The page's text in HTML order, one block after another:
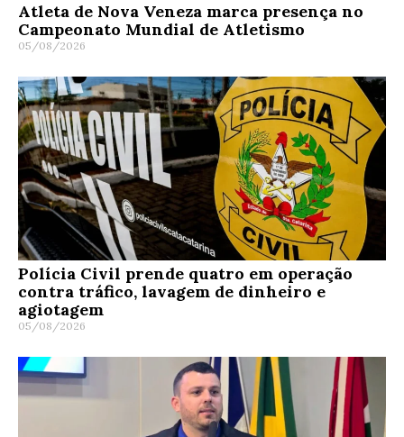
Atleta de Nova Veneza marca presença no
Campeonato Mundial de Atletismo
05/08/2026
Polícia Civil prende quatro em operação
contra tráfico, lavagem de dinheiro e
agiotagem
05/08/2026